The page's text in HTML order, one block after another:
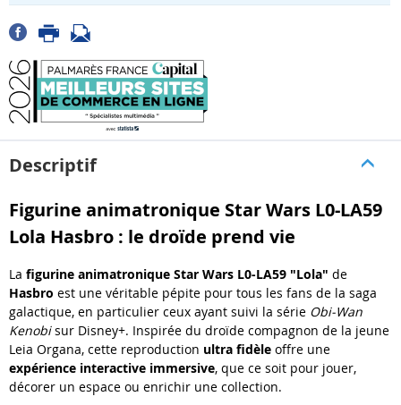
Descriptif
Figurine animatronique Star Wars L0-LA59
Lola Hasbro : le droïde prend vie
La figurine animatronique Star Wars L0-LA59 "Lola" de
Hasbro est une véritable pépite pour tous les fans de la saga
galactique, en particulier ceux ayant suivi la série Obi-Wan
Kenobisur Disney+. Inspirée du droïde compagnon de la jeune
Leia Organa, cette reproduction ultra fidèle offre une
expérience interactive immersive, que ce soit pour jouer,
décorer un espace ou enrichir une collection.